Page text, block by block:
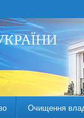
Очищення